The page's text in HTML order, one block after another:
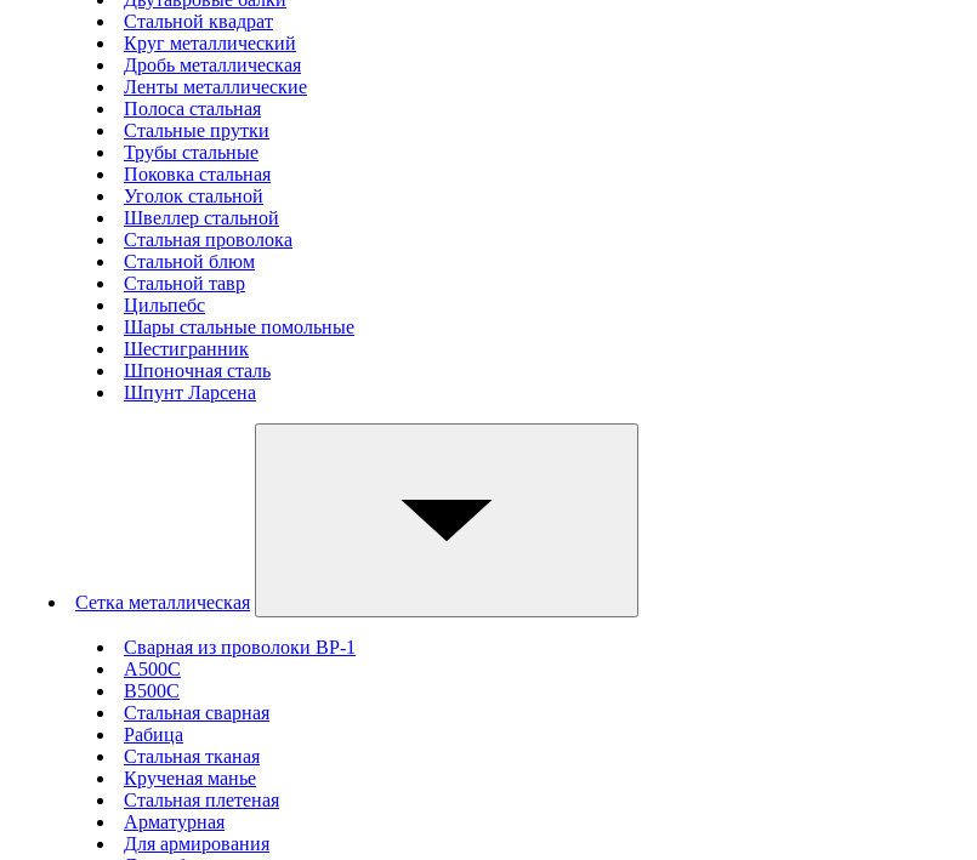
Стальной квадрат
Круг металлический
Дробь металлическая
Ленты металлические
Полоса стальная
Стальные прутки
Трубы стальные
Поковка стальная
Уголок стальной
Швеллер стальной
Стальная проволока
Стальной блюм
Стальной тавр
Цильпебс
Шары стальные помольные
Шестигранник
Шпоночная сталь
Шпунт Ларсена
Сетка металлическая
Сварная из проволоки ВР-1
А500С
В500С
Стальная сварная
Рабица
Стальная тканая
Крученая манье
Стальная плетеная
Арматурная
Для армирования